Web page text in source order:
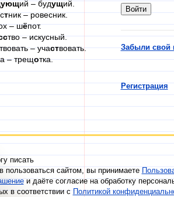
ующий – будущий.
тник – ровесник.
– шёпот.
тво – искусный.
– участвовать.
– трещотка.
Забыли свой
Регистрация
писать
пользоваться сайтом, вы принимаете
и даёте согласие на обработку
в соответствии сПолитикой